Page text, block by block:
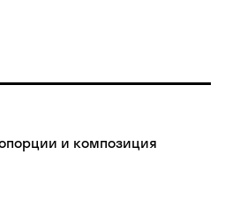
и композиция